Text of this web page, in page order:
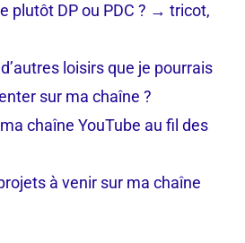
plutôt DP ou PDC ? → tricot,
loisirs que je pourrais
sur ma chaîne ?
chaîne YouTube au fil des
à venir sur ma chaîne